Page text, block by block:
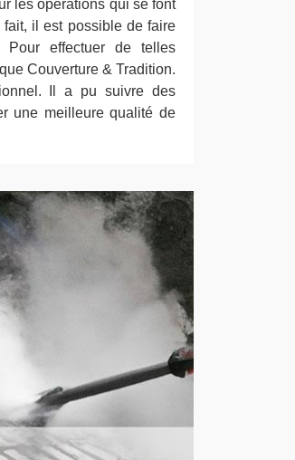
les opérations qui se font
il est possible de faire
effectuer de telles
Couverture & Tradition.
Il a pu suivre des
une meilleure qualité de